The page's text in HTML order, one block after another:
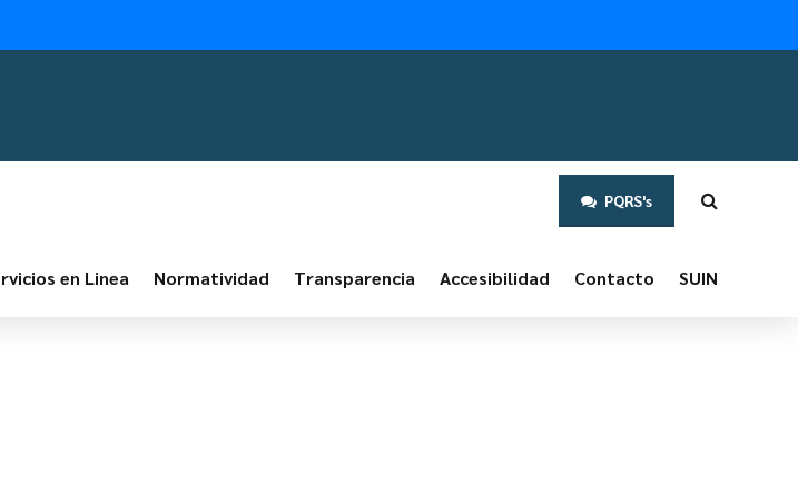
PQRS's
en Linea Normatividad Transparencia Accesibilidad Contacto SUIN